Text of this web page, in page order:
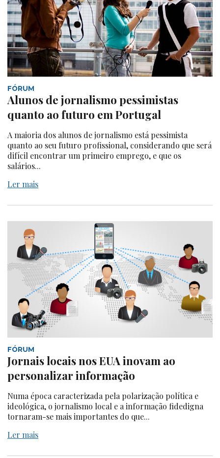
FÓRUM
Alunos de jornalismo pessimistas
quanto ao futuro em Portugal
A maioria dos alunos de jornalismo está pessimista
quanto ao seu futuro profissional, considerando que será
difícil encontrar um primeiro emprego, e que os
salários...
Ler mais
FÓRUM
Jornais locais nos EUA inovam ao
personalizar informação
Numa época caracterizada pela polarização política e
ideológica, o jornalismo local e a informação fidedigna
tornaram-se mais importantes do que...
Ler mais